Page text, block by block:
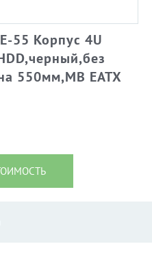
55 Корпус 4U
550мм,MB EATX